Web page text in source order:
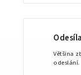
Většina
odeslání.